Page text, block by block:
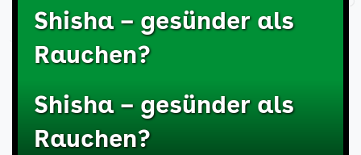
Shisha – gesünder als
Rauchen?
Shisha – gesünder als
Rauchen?